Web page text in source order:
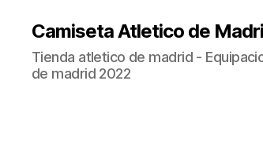
Camiseta Atletico de
Tienda atletico de madrid -
de madrid 2022